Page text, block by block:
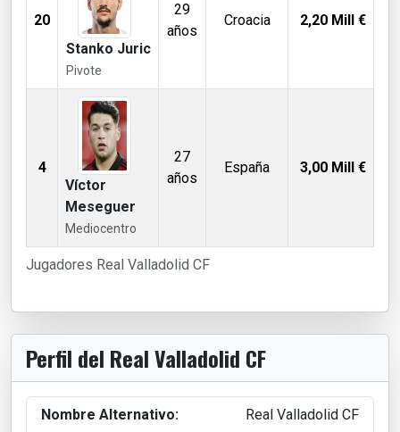
Jugadores Real Valladolid CF
20
Stanko Juric
Pivote
29
años
Croacia 2,20 Mill €
4
Víctor
Meseguer
Mediocentro
27
años
España 3,00 Mill €
Perfil del Real Valladolid CF
Nombre Alternativo: Real Valladolid CF